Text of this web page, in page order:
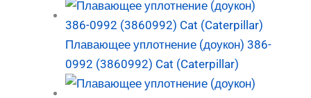
Плавающее уплотнение (доукон) 386-
0992 (3860992) Cat (Caterpillar)